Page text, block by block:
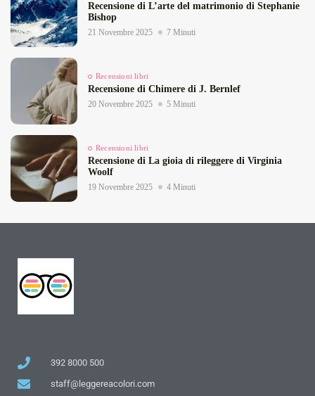
Recensione di L’arte del matrimonio di Stephanie
Bishop
21 Novembre 2025 7 Minuti
Recensioni libri
Recensione di Chimere di J. Bernlef
20 Novembre 2025 5 Minuti
Recensioni libri
Recensione di La gioia di rileggere di Virginia
Woolf
19 Novembre 2025 4 Minuti
392 8000 500
staff@leggereacolori.com